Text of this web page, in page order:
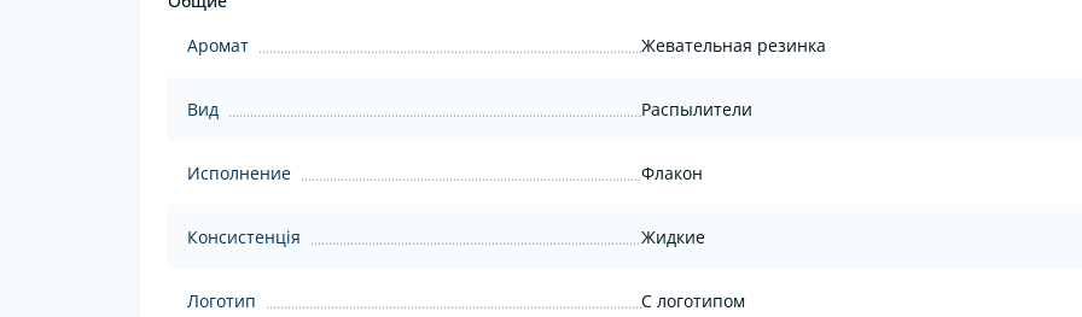
Аромат
Жевательная резинка
Вид Распылители
Исполнение Флакон
Консистенція Жидкие
Логотип С логотипом